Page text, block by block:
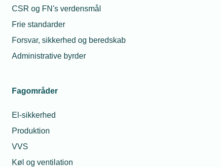
CSR og FN's verdensmål
Frie standarder
Forsvar, sikkerhed og beredskab
Administrative byrder
Fagområder
El-sikkerhed
Produktion
VVS
Køl og ventilation